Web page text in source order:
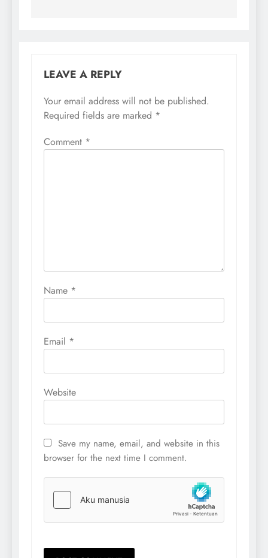
LEAVE A REPLY
Your email address will not be published.
Required fields are marked *
Comment *
Name *
Email *
Website
Save my name, email, and website in this
browser for the next time I comment.